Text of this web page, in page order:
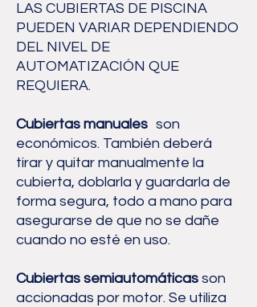
LAS CUBIERTAS DE PISCINA
PUEDEN VARIAR DEPENDIENDO
DEL NIVEL DE
AUTOMATIZACIÓN QUE
REQUIERA.
Cubiertas manuales son
económicos. También deberá
tirar y quitar manualmente la
cubierta, doblarla y guardarla de
forma segura, todo a mano para
asegurarse de que no se dañe
cuando no esté en uso.
Cubiertas semiautomáticas son
accionadas por motor. Se utiliza